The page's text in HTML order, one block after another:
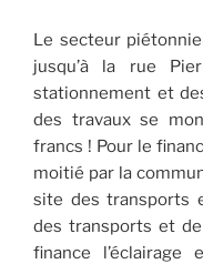
Le secteur
jusqu’à la rue
stationnement et
des travaux se
francs ! Pour le
moitié par la
site des transports
des transports et
finance